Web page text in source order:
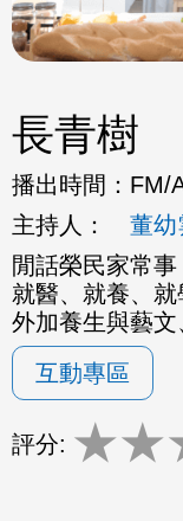
長青樹
播出時間： FM/
主持人：
董幼
閒話榮民家常
就醫、就養、就
外加養生與藝文
互動專區
評分: ★★